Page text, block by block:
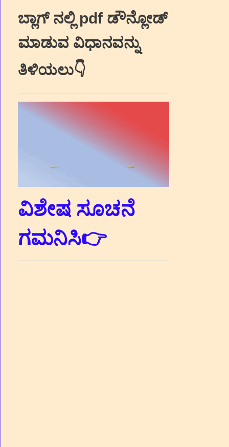
ಬ್ಲಾಗ್‌ ನಲ್ಲಿ pdf ಡೌನ್ಲೋಡ್‌
ಮಾಡುವ ವಿಧಾನವನ್ನು
ತಿಳಿಯಲು👇
ವಿಶೇಷ ಸೂಚನೆ
ಗಮನಿಸಿ👉